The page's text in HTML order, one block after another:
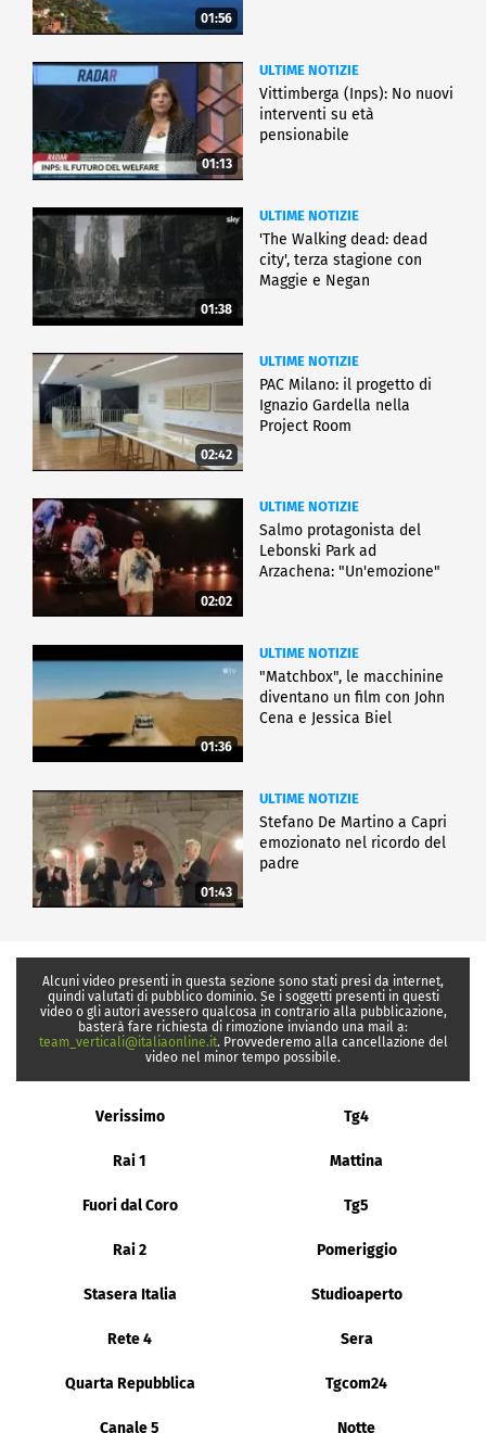
01:56
01:13
ULTIME NOTIZIE
Vittimberga (Inps): No nuovi
interventi su età
pensionabile
01:38
ULTIME NOTIZIE
'The Walking dead: dead
city', terza stagione con
Maggie e Negan
02:42
ULTIME NOTIZIE
PAC Milano: il progetto di
Ignazio Gardella nella
Project Room
02:02
ULTIME NOTIZIE
Salmo protagonista del
Lebonski Park ad
Arzachena: "Un'emozione"
01:36
ULTIME NOTIZIE
"Matchbox", le macchinine
diventano un film con John
Cena e Jessica Biel
01:43
ULTIME NOTIZIE
Stefano De Martino a Capri
emozionato nel ricordo del
padre
Alcuni video presenti in questa sezione sono stati presi da internet,
quindi valutati di pubblico dominio. Se i soggetti presenti in questi
video o gli autori avessero qualcosa in contrario alla pubblicazione,
basterà fare richiesta di rimozione inviando una mail a:
team_verticali@italiaonline.it. Provvederemo alla cancellazione del
video nel minor tempo possibile.
Verissimo Tg4
Rai 1 Mattina
Fuori dal Coro Tg5
Rai 2 Pomeriggio
Stasera Italia Studioaperto
Rete 4 Sera
Quarta Repubblica Tgcom24
Canale 5 Notte